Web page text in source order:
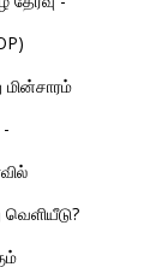
மின்சாரம்